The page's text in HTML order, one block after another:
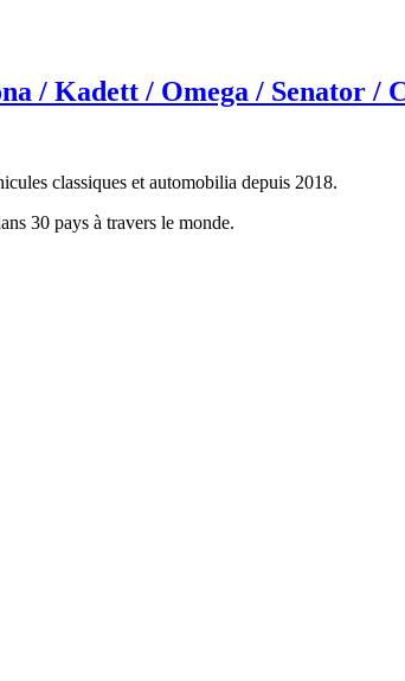
/ Kadett / Omega / Senator /
classiques et automobilia depuis 2018.
30 pays à travers le monde.